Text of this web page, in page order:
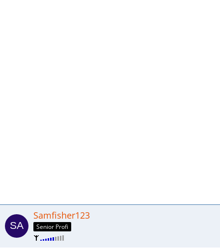
Samfisher123
Senior Profi